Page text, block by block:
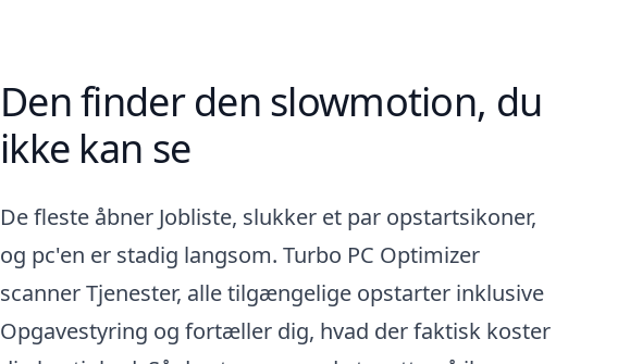
Den finder den slowmotion, du
ikke kan se
De fleste åbner Jobliste, slukker et par opstartsikoner,
og pc'en er stadig langsom. Turbo PC Optimizer
scanner Tjenester, alle tilgængelige opstarter inklusive
Opgavestyring og fortæller dig, hvad der faktisk koster